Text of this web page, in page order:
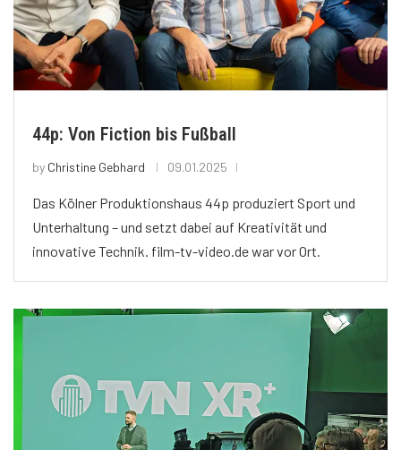
44p: Von Fiction bis Fußball
by Christine Gebhard 09.01.2025
Das Kölner Produktionshaus 44p produziert Sport und
Unterhaltung – und setzt dabei auf Kreativität und
innovative Technik. film-tv-video.de war vor Ort.